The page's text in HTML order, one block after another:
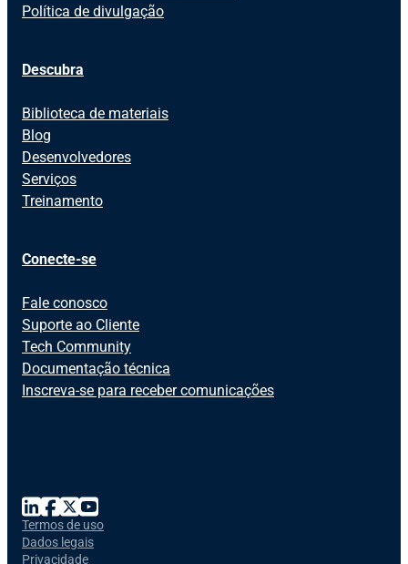
Política de divulgação
Descubra
Biblioteca de materiais
Blog
Desenvolvedores
Serviços
Treinamento
Conecte-se
Fale conosco
Suporte ao Cliente
Tech Community
Documentação técnica
Inscreva-se para receber comunicações
Termos de uso
Dados legais
Privacidade